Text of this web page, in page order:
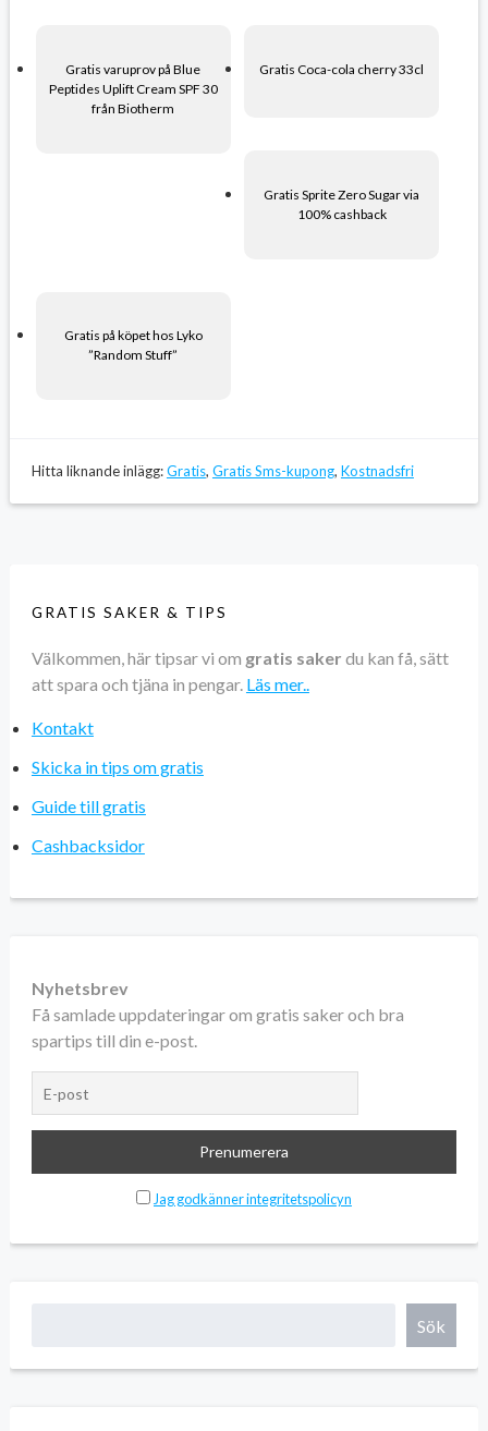
Gratis varuprov på Blue
Peptides Uplift Cream SPF 30
från Biotherm
Gratis Coca-cola cherry 33cl
Gratis Sprite Zero Sugar via
100% cashback
Gratis på köpet hos Lyko
”Random Stuff”
Hitta liknande inlägg:Gratis, Gratis Sms-kupong, Kostnadsfri
GRATIS SAKER & TIPS
Välkommen, här tipsar vi om gratis saker du kan få, sätt
att spara och tjäna in pengar. Läs mer..
Kontakt
Skicka in tips om gratis
Guide till gratis
Cashbacksidor
Nyhetsbrev
Få samlade uppdateringar om gratis saker och bra
spartips till din e-post.
Jag godkänner integritetspolicyn
Sök